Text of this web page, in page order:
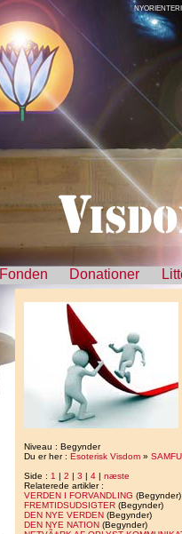
Fonden Donationer
Niveau : Begynder
Du er her : Esoterisk Visdom »
Side : 1 | 2 | 3 | 4 | næste
Relaterede artikler :
VERDEN I FORVANDLING (Begynder)
FREMTIDSUDSIGTER (Begynder)
DEN NYE VERDEN (Begynder)
DEN NYE NATION (Begynder)